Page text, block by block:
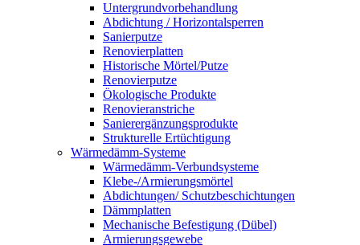
Untergrundvorbehandlung
Abdichtung / Horizontalsperren
Sanierputze
Renovierplatten
Historische Mörtel/Putze
Renovierputze
Ökologische Produkte
Renovieranstriche
Sanierergänzungsprodukte
Strukturelle Ertüchtigung
Wärmedämm-Systeme
Wärmedämm-Verbundsysteme
Klebe-/Armierungsmörtel
Abdichtungen/ Schutzbeschichtungen
Dämmplatten
Mechanische Befestigung (Dübel)
Armierungsgewebe